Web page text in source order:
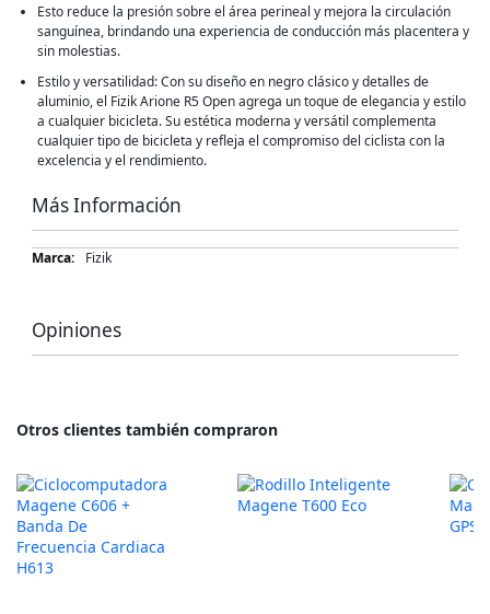
Esto reduce la presión sobre el área perineal y mejora la circulación
sanguínea, brindando una experiencia de conducción más placentera y
sin molestias.
Estilo y versatilidad: Con su diseño en negro clásico y detalles de
aluminio, el Fizik Arione R5 Open agrega un toque de elegancia y estilo
a cualquier bicicleta. Su estética moderna y versátil complementa
cualquier tipo de bicicleta y refleja el compromiso del ciclista con la
excelencia y el rendimiento.
Más Información
Más
Fizik
Opiniones
Otros clientes también compraron